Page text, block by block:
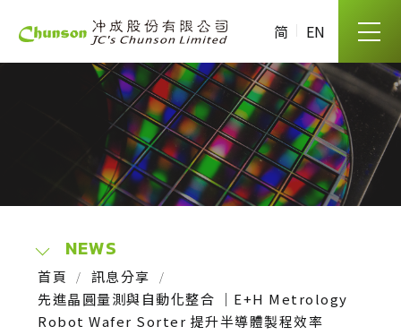
简 EN
NEWS
首頁
訊息分享
先進晶圓量測與自動化整合 ｜E+H Metrology
Robot Wafer Sorter 提升半導體製程效率